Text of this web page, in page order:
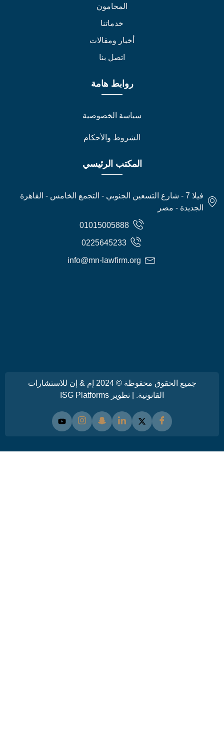
المحامون
خدماتنا
أخبار ومقالات
اتصل بنا
روابط هامة
سياسة الخصوصية
الشروط والأحكام
المكتب الرئيسي
فيلا 7 - شارع التسعين الجنوبي - التجمع الخامس - القاهرة
الجديدة - مصر
01015005888
0225645233
info@mn-lawfirm.org
جميع الحقوق محفوظة © 2024 إم & إن للاستشارات
القانونية. | تطويرISG Platforms